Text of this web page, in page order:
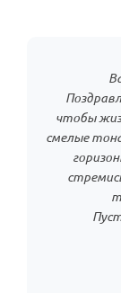
КОМУ
Мужчине
Все
чтобы
смелые